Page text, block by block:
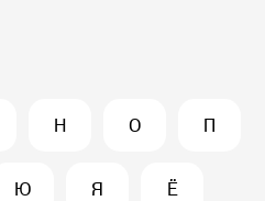
Н О П
Ю Я Ё